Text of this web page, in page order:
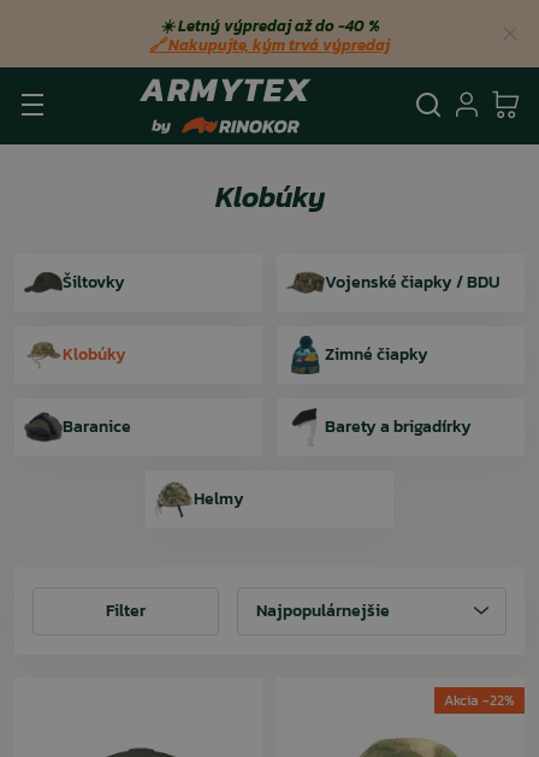
☀️ Letný výpredaj až do −40 %
🔗 Nakupujte, kým trvá výpredaj
Klobúky
Šiltovky Vojenské čiapky / BDU
Klobúky Zimné čiapky
Baranice Barety a brigadírky
Helmy
FilterFilter Najpopulárnejšie
Akcia -22%